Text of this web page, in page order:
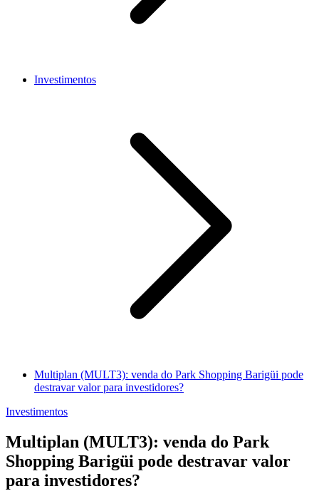
Investimentos
Multiplan (MULT3): venda do Park Shopping Barigüi pode
destravar valor para investidores?
Investimentos
Multiplan (MULT3): venda do Park
Shopping Barigüi pode destravar valor
para investidores?